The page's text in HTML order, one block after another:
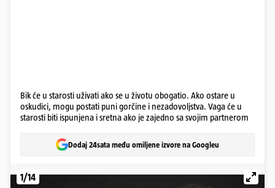
Bik će u starosti uživati ako se u životu obogatio. Ako ostare u
oskudici, mogu postati puni gorčine i nezadovoljstva. Vaga će u
starosti biti ispunjena i sretna ako je zajedno sa svojim partnerom
Dodaj 24sata među omiljene izvore na Googleu
1/14